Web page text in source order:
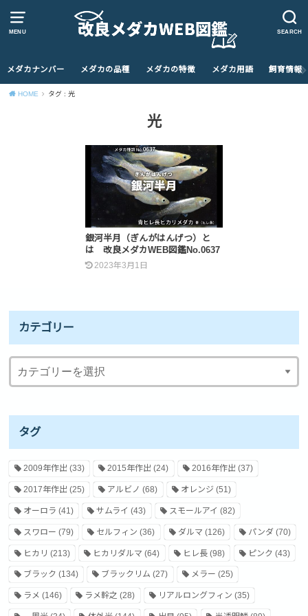
MENU SEARCH
メダカナンバー メダカの品種 メダカの特徴 メダカ用語 飼育情報
HOME タグ : 光
光
銀河半月（ぎんがはんげつ）と
は 改良メダカWEB図鑑No.0637
2023年3月1日
カテゴリー
タグ
2009年作出 (33) 2015年作出 (24) 2016年作出 (37)
2017年作出 (25) アルビノ (68) オレンジ (51)
オーロラ (41) サムライ (43) スモールアイ (82)
スワロー (79) セルフィン (36) ダルマ (126) パンダ(70)
ヒカリ (213) ヒカリダルマ (64) ヒレ長 (98) ピンク (43)
ブラック (134) ブラックリム (27) メラー (25)
ラメ (146) ラメ幹之 (28) リアルロングフィン (35)